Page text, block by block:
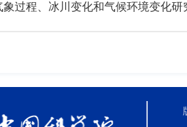
象过程、冰川变化和气候环境变化